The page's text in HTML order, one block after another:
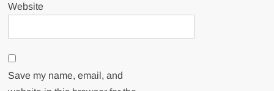
Website
Save my name, email, and